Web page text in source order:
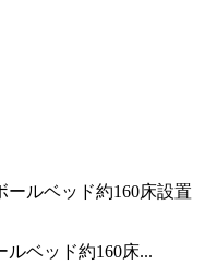
ルベッド約160床...